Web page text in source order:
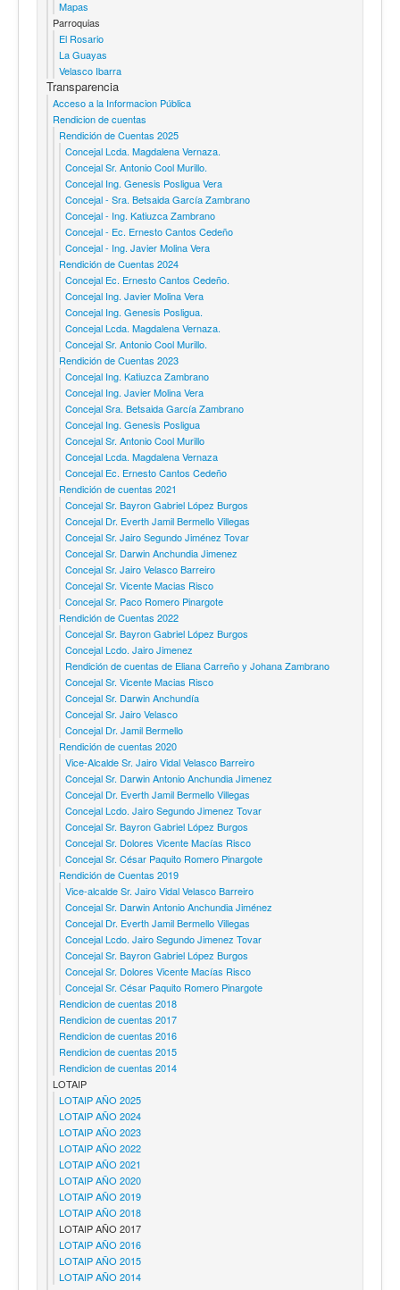
Mapas
Parroquias
El Rosario
La Guayas
Velasco Ibarra
Transparencia
Acceso a la Informacion Pública
Rendicion de cuentas
Rendición de Cuentas 2025
Concejal Lcda. Magdalena Vernaza.
Concejal Sr. Antonio Cool Murillo.
Concejal Ing. Genesis Posligua Vera
Concejal - Sra. Betsaida García Zambrano
Concejal - Ing. Katiuzca Zambrano
Concejal - Ec. Ernesto Cantos Cedeño
Concejal - Ing. Javier Molina Vera
Rendición de Cuentas 2024
Concejal Ec. Ernesto Cantos Cedeño.
Concejal Ing. Javier Molina Vera
Concejal Ing. Genesis Posligua.
Concejal Lcda. Magdalena Vernaza.
Concejal Sr. Antonio Cool Murillo.
Rendición de Cuentas 2023
Concejal Ing. Katiuzca Zambrano
Concejal Ing. Javier Molina Vera
Concejal Sra. Betsaida García Zambrano
Concejal Ing. Genesis Posligua
Concejal Sr. Antonio Cool Murillo
Concejal Lcda. Magdalena Vernaza
Concejal Ec. Ernesto Cantos Cedeño
Rendición de cuentas 2021
Concejal Sr. Bayron Gabriel López Burgos
Concejal Dr. Everth Jamil Bermello Villegas
Concejal Sr. Jairo Segundo Jiménez Tovar
Concejal Sr. Darwin Anchundia Jimenez
Concejal Sr. Jairo Velasco Barreiro
Concejal Sr. Vicente Macias Risco
Concejal Sr. Paco Romero Pinargote
Rendición de Cuentas 2022
Concejal Sr. Bayron Gabriel López Burgos
Concejal Lcdo. Jairo Jimenez
Rendición de cuentas de Eliana Carreño y Johana Zambrano
Concejal Sr. Vicente Macias Risco
Concejal Sr. Darwin Anchundía
Concejal Sr. Jairo Velasco
Concejal Dr. Jamil Bermello
Rendición de cuentas 2020
Vice-Alcalde Sr. Jairo Vidal Velasco Barreiro
Concejal Sr. Darwin Antonio Anchundia Jimenez
Concejal Dr. Everth Jamil Bermello Villegas
Concejal Lcdo. Jairo Segundo Jimenez Tovar
Concejal Sr. Bayron Gabriel López Burgos
Concejal Sr. Dolores Vicente Macías Risco
Concejal Sr. César Paquito Romero Pinargote
Rendición de Cuentas 2019
Vice-alcalde Sr. Jairo Vidal Velasco Barreiro
Concejal Sr. Darwin Antonio Anchundia Jiménez
Concejal Dr. Everth Jamil Bermello Villegas
Concejal Lcdo. Jairo Segundo Jimenez Tovar
Concejal Sr. Bayron Gabriel López Burgos
Concejal Sr. Dolores Vicente Macías Risco
Concejal Sr. César Paquito Romero Pinargote
Rendicion de cuentas 2018
Rendicion de cuentas 2017
Rendicion de cuentas 2016
Rendicion de cuentas 2015
Rendicion de cuentas 2014
LOTAIP
LOTAIP AÑO 2025
LOTAIP AÑO 2024
LOTAIP AÑO 2023
LOTAIP AÑO 2022
LOTAIP AÑO 2021
LOTAIP AÑO 2020
LOTAIP AÑO 2019
LOTAIP AÑO 2018
LOTAIP AÑO 2017
LOTAIP AÑO 2016
LOTAIP AÑO 2015
LOTAIP AÑO 2014